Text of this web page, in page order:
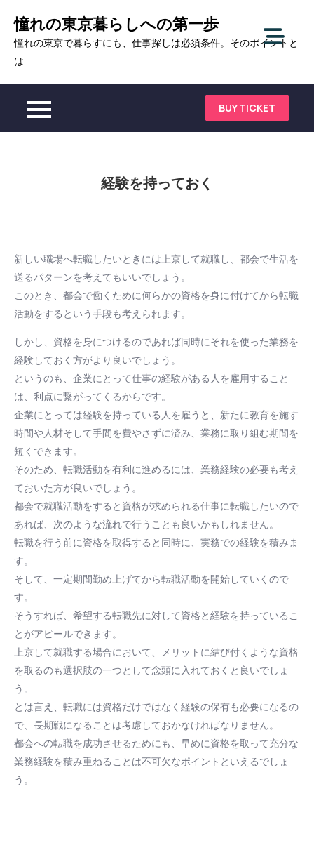
content
憧れの東京暮らしへの第一歩
憧れの東京で暮らすにも、仕事探しは必須条件。そのポイントと
は
BUY TICKET
経験を持っておく
新しい職場へ転職したいときには上京して就職し、都会で生活を
送るパターンを考えてもいいでしょう。
このとき、都会で働くために何らかの資格を身に付けてから転職
活動をするという手段も考えられます。
しかし、資格を身につけるのであれば同時にそれを使った業務を
経験しておく方がより良いでしょう。
というのも、企業にとって仕事の経験がある人を雇用すること
は、利点に繋がってくるからです。
企業にとっては経験を持っている人を雇うと、新たに教育を施す
時間や人材そして手間を費やさずに済み、業務に取り組む期間を
短くできます。
そのため、転職活動を有利に進めるには、業務経験の必要も考え
ておいた方が良いでしょう。
都会で就職活動をすると資格が求められる仕事に転職したいので
あれば、次のような流れで行うことも良いかもしれません。
転職を行う前に資格を取得すると同時に、実務での経験を積みま
す。
そして、一定期間勤め上げてから転職活動を開始していくので
す。
そうすれば、希望する転職先に対して資格と経験を持っているこ
とがアピールできます。
上京して就職する場合において、メリットに結び付くような資格
を取るのも選択肢の一つとして念頭に入れておくと良いでしょ
う。
とは言え、転職には資格だけではなく経験の保有も必要になるの
で、長期戦になることは考慮しておかなければなりません。
都会への転職を成功させるためにも、早めに資格を取って充分な
業務経験を積み重ねることは不可欠なポイントといえるでしょ
う。